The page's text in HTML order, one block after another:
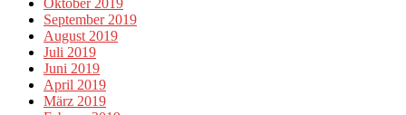
Oktober 2019
September 2019
August 2019
Juli 2019
Juni 2019
April 2019
März 2019